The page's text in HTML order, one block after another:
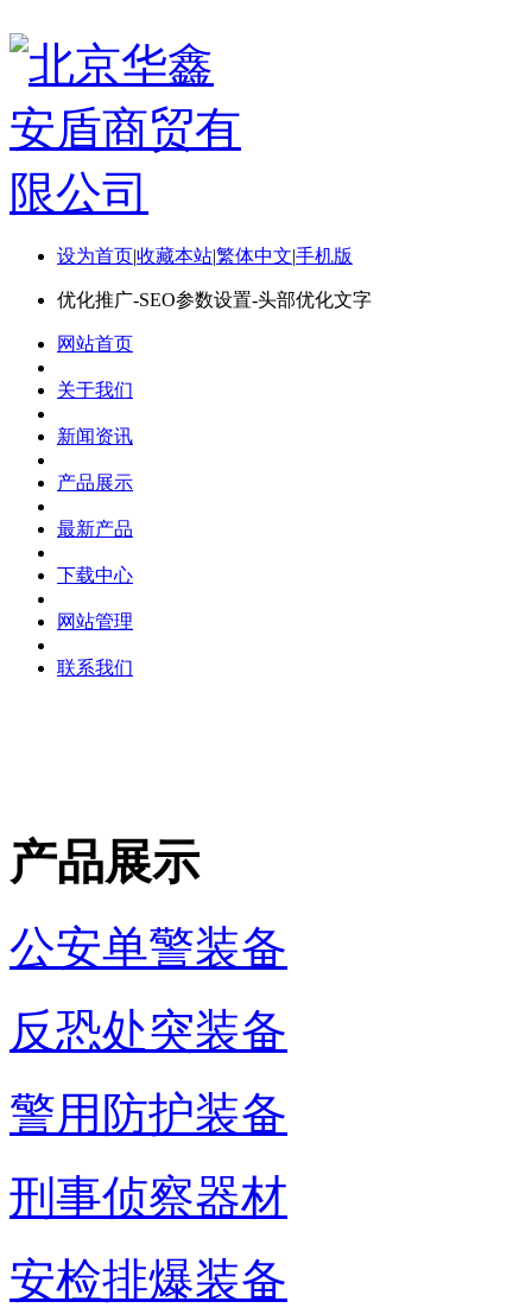
设为首页|收藏本站|繁体中文|手机版
优化推广-SEO参数设置-头部优化文字
网站首页
关于我们
新闻资讯
产品展示
最新产品
下载中心
网站管理
联系我们
产品展示
公安单警装备
反恐处突装备
警用防护装备
刑事侦察器材
安检排爆装备